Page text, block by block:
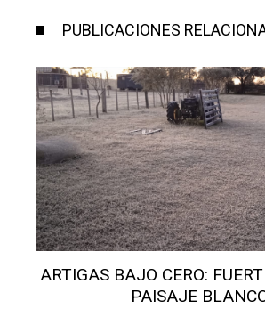
PUBLICACIONES
ARTIGAS BAJO CERO:
PAISAJE